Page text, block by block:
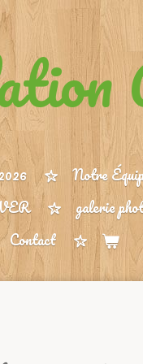
Notre
galerie
Contact